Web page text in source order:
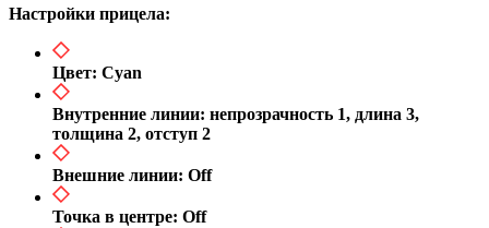
Настройки прицела:
Цвет: Cyan​
Внутренние линии: непрозрачность 1, длина 3,
толщина 2, отступ 2​
Внешние линии: Off​
Точка в центре: Off​